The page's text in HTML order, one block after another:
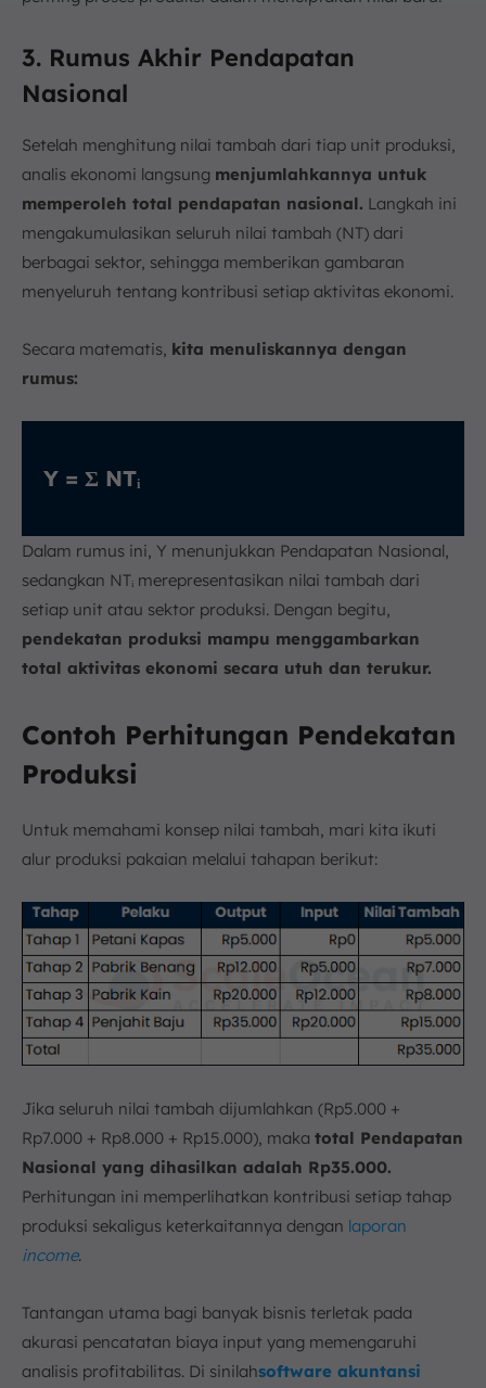
3. Rumus Akhir Pendapatan
Nasional
Setelah menghitung nilai tambah dari tiap unit produksi,
analis ekonomi langsung menjumlahkannya untuk
memperoleh total pendapatan nasional. Langkah ini
mengakumulasikan seluruh nilai tambah (NT) dari
berbagai sektor, sehingga memberikan gambaran
menyeluruh tentang kontribusi setiap aktivitas ekonomi.
Secara matematis, kita menuliskannya dengan
rumus:
Y = Σ NTᵢ
Dalam rumus ini, Y menunjukkan Pendapatan Nasional,
sedangkan NTᵢ merepresentasikan nilai tambah dari
setiap unit atau sektor produksi. Dengan begitu,
pendekatan produksi mampu menggambarkan
total aktivitas ekonomi secara utuh dan terukur.
Contoh Perhitungan Pendekatan
Produksi
Untuk memahami konsep nilai tambah, mari kita ikuti
alur produksi pakaian melalui tahapan berikut:
Jika seluruh nilai tambah dijumlahkan (Rp5.000 +
Rp7.000 + Rp8.000 + Rp15.000), maka total Pendapatan
Nasional yang dihasilkan adalah Rp35.000.
Perhitungan ini memperlihatkan kontribusi setiap tahap
produksi sekaligus keterkaitannya dengan laporan
income.
Tantangan utama bagi banyak bisnis terletak pada
akurasi pencatatan biaya input yang memengaruhi
analisis profitabilitas. Di sinilahsoftware akuntansi